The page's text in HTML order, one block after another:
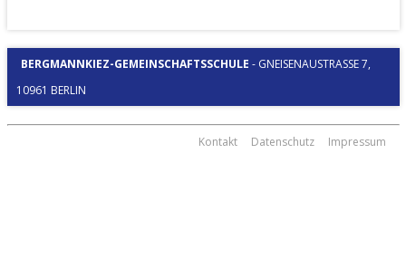
BERGMANNKIEZ-GEMEINSCHAFTSSCHULE - GNEISENAUSTRASSE 7, 1
0961 BERLIN
Kontakt Datenschutz Impressum